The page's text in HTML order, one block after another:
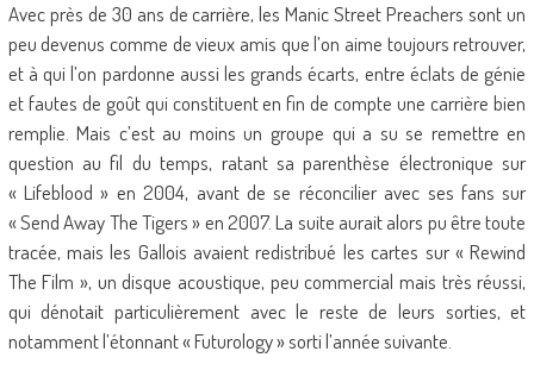
Avec près de 30 ans de carrière, les Manic Street Preachers sont un
peu devenus comme de vieux amis que l’on aime toujours retrouver,
et à qui l’on pardonne aussi les grands écarts, entre éclats de génie
et fautes de goût qui constituent en fin de compte une carrière bien
remplie. Mais c’est au moins un groupe qui a su se remettre en
question au fil du temps, ratant sa parenthèse électronique sur
« Lifeblood » en 2004, avant de se réconcilier avec ses fans sur
« Send Away The Tigers » en 2007. La suite aurait alors pu être toute
tracée, mais les Gallois avaient redistribué les cartes sur « Rewind
The Film », un disque acoustique, peu commercial mais très réussi,
qui dénotait particulièrement avec le reste de leurs sorties, et
notamment l’étonnant « Futurology » sorti l’année suivante.